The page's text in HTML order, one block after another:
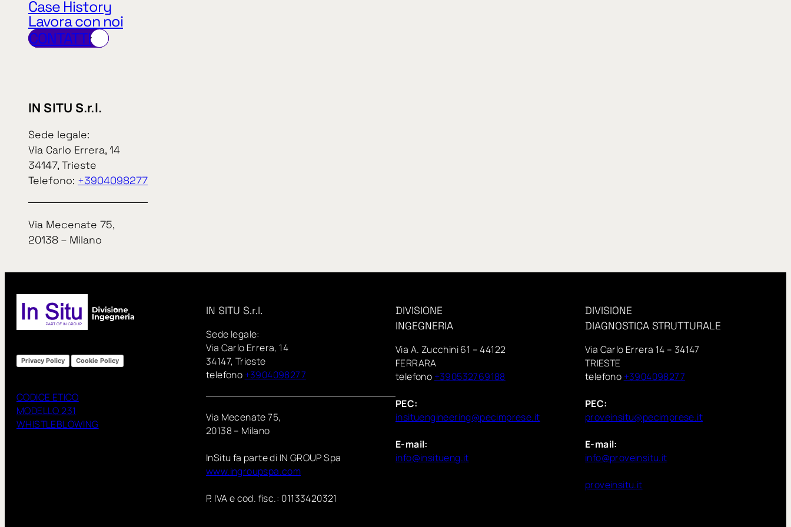
Case History
Lavora con noi
arrow_right_alt arrow_right_alt
CONTATTI
IN SITU S.r.l.
Sede legale:
Via Carlo Errera, 14
34147, Trieste
Telefono: +3904098277
Via Mecenate 75,
20138 – Milano
Privacy Policy Cookie Policy
CODICE ETICO
MODELLO 231
WHISTLEBLOWING
IN SITU S.r.l.
Sede legale:
Via Carlo Errera, 14
34147, Trieste
telefono +3904098277
Via Mecenate 75,
20138 – Milano
InSitu fa parte di IN GROUP Spa
www.ingroupspa.com
P. IVA e cod. fisc.: 01133420321
DIVISIONE
INGEGNERIA
Via A. Zucchini 61 – 44122
FERRARA
telefono +390532769188
PEC:
insituengineering@pecimprese.it
E-mail:
info@insitueng.it
DIVISIONE
DIAGNOSTICA STRUTTURALE
Via Carlo Errera 14 – 34147
TRIESTE
telefono +3904098277
PEC:
proveinsitu@pecimprese.it
E-mail:
info@proveinsitu.it
proveinsitu.it